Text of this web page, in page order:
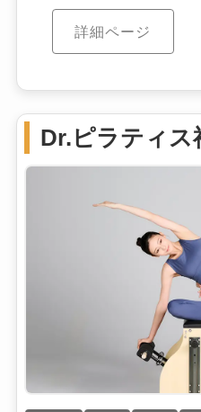
詳細ページ
Dr.ピラティス